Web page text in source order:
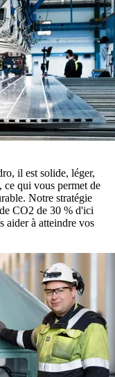
il est solide, léger,
qui vous permet de
Notre stratégie
CO2 de 30 % d'ici
aider à atteindre vos